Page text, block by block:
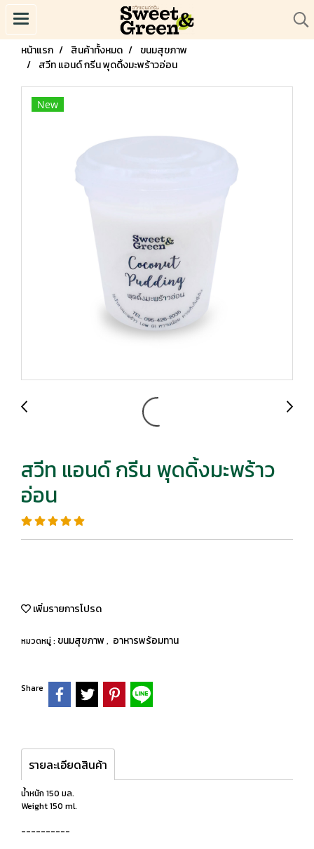
หน้าแรก สินค้าทั้งหมด
ขนมสุขภาพ
สวีท แอนด์ กรีน พุดดิ้งมะพร้าวอ่อน
New
สวีท แอนด์ กรีน พุดดิ้งมะพร้าว
อ่อน
เพิ่มรายการโปรด
หมวดหมู่ : ขนมสุขภาพ , อาหารพร้อมทาน
Share
รายละเอียดสินค้า
น้ำหนัก 150 มล.
Weight 150 ml.
----------